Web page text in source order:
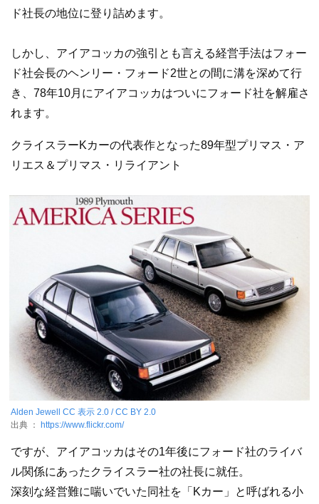
ド社長の地位に登り詰めます。
しかし、アイアコッカの強引とも言える経営手法はフォー
ド社会長のヘンリー・フォード2世との間に溝を深めて行
き、78年10月にアイアコッカはついにフォード社を解雇さ
れます。
クライスラーKカーの代表作となった89年型プリマス・ア
リエス＆プリマス・リライアント
Alden Jewell CC 表示 2.0 / CC BY 2.0
出典 ： https://www.flickr.com/
ですが、アイアコッカはその1年後にフォード社のライバ
ル関係にあったクライスラー社の社長に就任。
深刻な経営難に喘いでいた同社を「Kカー」と呼ばれる小